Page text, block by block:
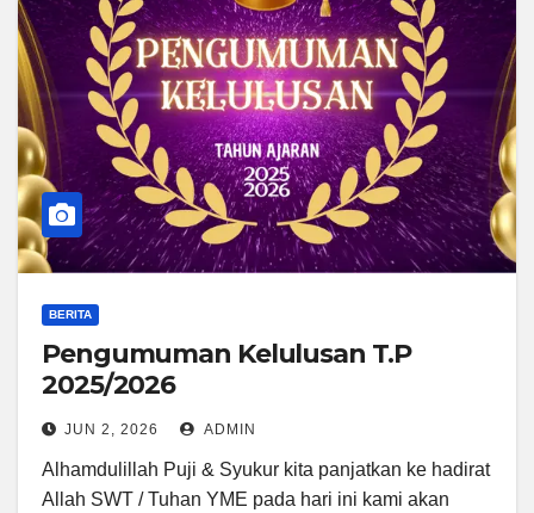
BERITA
Pengumuman Kelulusan T.P
2025/2026
JUN 2, 2026 ADMIN
Alhamdulillah Puji & Syukur kita panjatkan ke hadirat
Allah SWT / Tuhan YME pada hari ini kami akan